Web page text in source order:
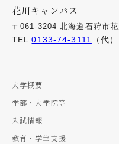
花川キャンパス
〒061-3204 北海道石狩市花
TEL0133-74-3111 （代）
大学概要
学部・大学院等
入試情報
教育・学生支援